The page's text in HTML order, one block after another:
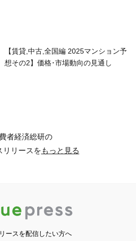
【賃貸,中古,全国編 2025マンション予
想その2】価格･市場動向の見通し
者経済総研の
リリースをもっと見る
ースを配信したい方へ